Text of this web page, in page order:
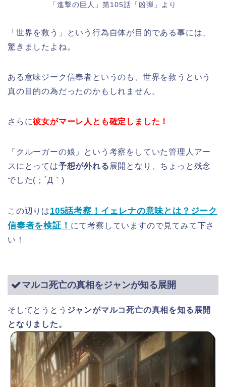
「進撃の巨人」第105話「凶弾」より
「世界を救う」という行為自体が目的である事には、
驚きましたよね。
ある意味ジーク信奉者というのも、世界を救うという
真の目的の為だったのかもしれません。
さらに彼女がマーレ人とも確定しました！
「クルーガーの娘」という考察をしていた管理人アー
スにとっては予想が外れる 展開となり、ちょっと残念
でした(；´Д｀)
この辺りは105話考察！イェレナの意味とは？ジーク
信奉者を検証！ にて考察していますので見てみて下さ
い！
マルコ死亡の真相をジャンが知る展開
そしてとうとう ジャンがマルコ死亡の真相を知る展開
となりました。